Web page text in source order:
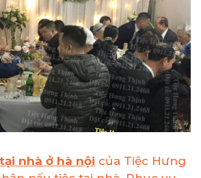
nhà ở hà nội của Tiệc Hưng